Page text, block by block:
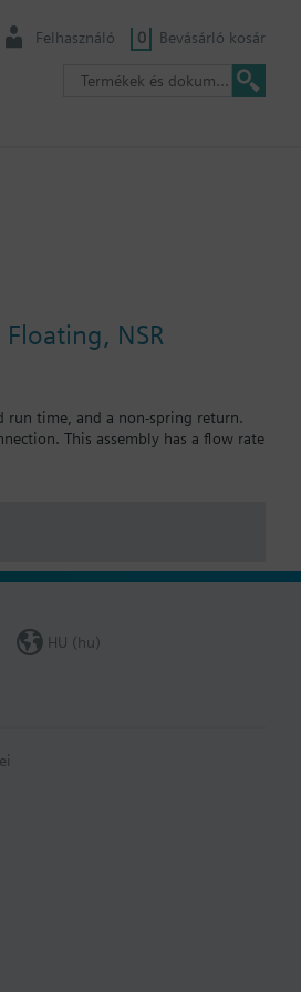
Felhasználó 0 Bevásárló kosár
NSR
run time, and a non-spring return.
This assembly has a flow rate
HU (hu)